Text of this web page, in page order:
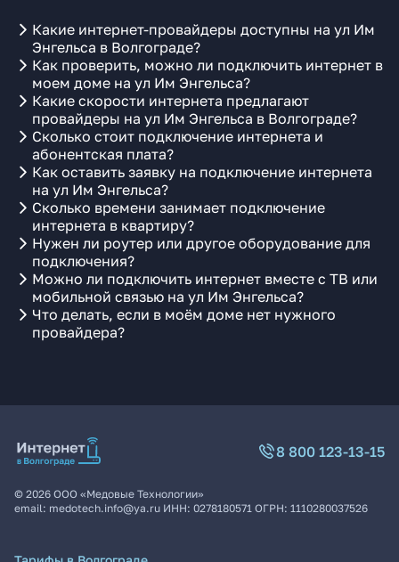
Какие интернет-провайдеры доступны на ул Им
Энгельса в Волгограде?
Как проверить, можно ли подключить интернет в
моем доме на ул Им Энгельса?
Какие скорости интернета предлагают
провайдеры на ул Им Энгельса в Волгограде?
Сколько стоит подключение интернета и
абонентская плата?
Как оставить заявку на подключение интернета
на ул Им Энгельса?
Сколько времени занимает подключение
интернета в квартиру?
Нужен ли роутер или другое оборудование для
подключения?
Можно ли подключить интернет вместе с ТВ или
мобильной связью на ул Им Энгельса?
Что делать, если в моём доме нет нужного
провайдера?
8 800 123-13-15
© 2026 ООО «Медовые Технологии»
email: medotech.info@ya.ru ИНН: 0278180571 ОГРН: 1110280037526